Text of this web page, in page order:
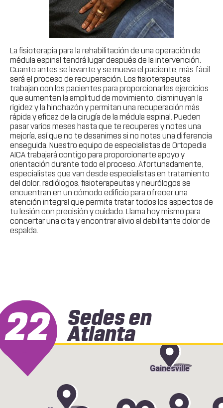
La fisioterapia para la rehabilitación de una operación de
médula espinal tendrá lugar después de la intervención.
Cuanto antes se levante y se mueva el paciente, más fácil
será el proceso de recuperación. Los fisioterapeutas
trabajan con los pacientes para proporcionarles ejercicios
que aumenten la amplitud de movimiento, disminuyan la
rigidez y la hinchazón y permitan una recuperación más
rápida y eficaz de la cirugía de la médula espinal. Pueden
pasar varios meses hasta que te recuperes y notes una
mejoría, así que no te desanimes si no notas una diferencia
enseguida. Nuestro equipo de especialistas de Ortopedia
AICA trabajará contigo para proporcionarte apoyo y
orientación durante todo el proceso. Afortunadamente,
especialistas que van desde especialistas en tratamiento
del dolor, radiólogos, fisioterapeutas y neurólogos se
encuentran en un cómodo edificio para ofrecer una
atención integral que permita tratar todos los aspectos de
tu lesión con precisión y cuidado. Llama hoy mismo para
concertar una cita y encontrar alivio al debilitante dolor de
espalda.
22 Sedes en
Atlanta
Gainesville